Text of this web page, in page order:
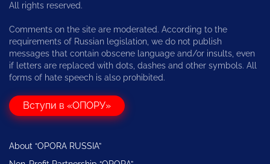
All rights reserved.
Comments on the site are moderated. According to the
requirements of Russian legislation, we do not publish
messages that contain obscene language and/or insults, even
if letters are replaced with dots, dashes and other symbols. All
forms of hate speech is also prohibited.
Вступи в «ОПОРУ»
About “OPORA RUSSIA”